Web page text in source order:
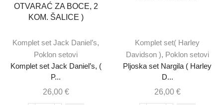
Komplet set Jack Daniel’s,
Poklon setovi
Komplet set Jack Daniel’s, (
P...
26,00 €
Komplet set( Harley
Davidson ), Poklon setovi
Pljoska set Nargila ( Harley
D...
26,00 €